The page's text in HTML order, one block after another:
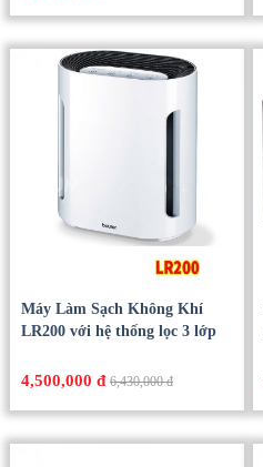
Máy Làm Sạch Không Khí
LR200 với hệ thống lọc 3 lớp
4,500,000 đ 6,430,000 đ